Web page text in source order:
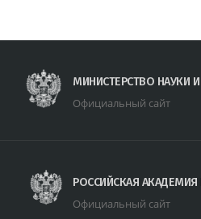
МИНИСТЕРСТВО НАУКИ
Официальный сайт
РОССИЙСКАЯ АКАДЕМИЯ
Официальный сайт